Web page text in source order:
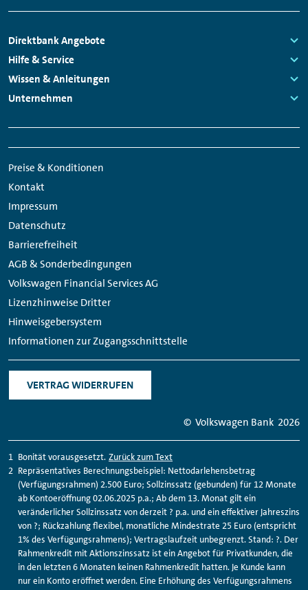
Footer
Navigation
Direktbank Angebote
Links:
Hilfe & Service
Links:
Wissen & Anleitungen
Links:
Unternehmen
Navigation
Preise & Konditionen
Kontakt
Impressum
Datenschutz
Barrierefreiheit
AGB & Sonderbedingungen
Volkswagen Financial Services AG
Lizenzhinweise Dritter
Hinweisgebersystem
Informationen zur Zugangsschnittstelle
VERTRAG WIDERRUFEN
Media
Links
© Volkswagen Bank 2026
Bonität vorausgesetzt. Zurück zum Text
Repräsentatives Berechnungsbeispiel: Nettodarlehensbetrag
(Verfügungsrahmen) 2.500 Euro; Sollzinssatz (gebunden) für 12 Monate
ab Kontoeröffnung 02.06.2025 p.a.; Ab dem 13. Monat gilt ein
veränderlicher Sollzinssatz von derzeit ? p.a. und ein effektiver Jahreszins
von ?; Rückzahlung flexibel, monatliche Mindestrate 25 Euro (entspricht
1% des Verfügungsrahmens); Vertragslaufzeit unbegrenzt. Stand: ?. Der
Rahmenkredit mit Aktionszinssatz ist ein Angebot für Privatkunden, die
in den letzten 6 Monaten keinen Rahmenkredit hatten. Je Kunde kann
nur ein Konto eröffnet werden. Eine Erhöhung des Verfügungsrahmens